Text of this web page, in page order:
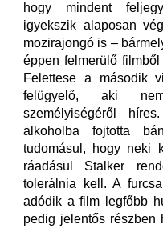
hogy mindent
igyekszik alaposan
mozirajongó is –
éppen felmerülő
Felettese a második
felügyelő, aki
személyiségéről
alkoholba fojtotta
tudomásul, hogy neki
ráadásul Stalker
tolerálnia kell. A
adódik a film legfőbb
pedig jelentős részben